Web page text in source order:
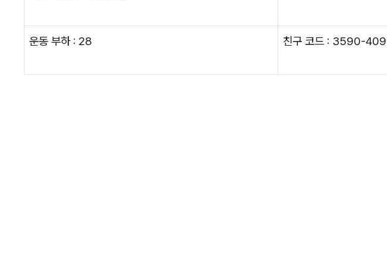
운동 부하 : 28 친구 코드 : 3590-